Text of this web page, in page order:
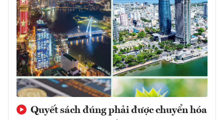
Quyết sách đúng phải được chuyển hóa